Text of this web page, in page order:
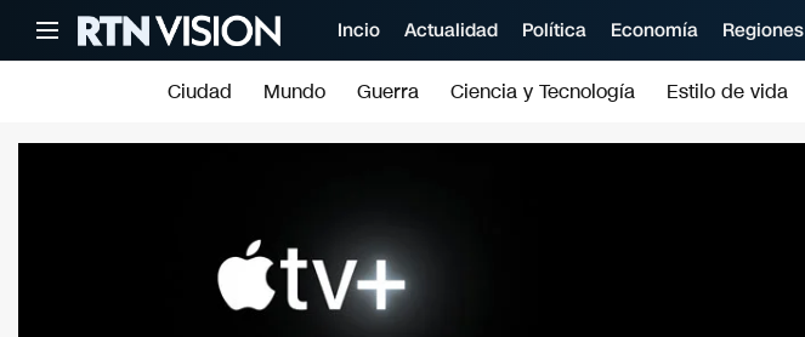
Incio Actualidad Política Economía Regiones
Ciudad Mundo Guerra Ciencia y Tecnología Estilo de vida